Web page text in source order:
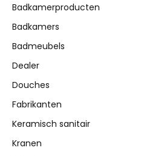
Badkamerproducten
Badkamers
Badmeubels
Dealer
Douches
Fabrikanten
Keramisch sanitair
Kranen